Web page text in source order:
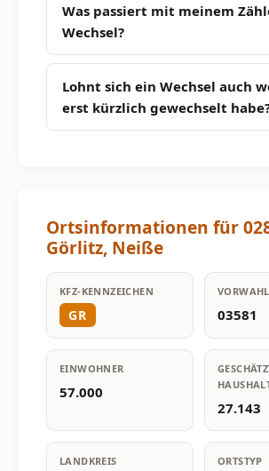
Was passiert mit meinem
Wechsel?
Lohnt sich ein Wechsel auch
erst kürzlich gewechselt
Ortsinformationen für
Görlitz, Neiße
KFZ-KENNZEICHEN
GR
VORWAHL
03581
EINWOHNER
57.000
27.143
LANDKREIS ORTSTYP